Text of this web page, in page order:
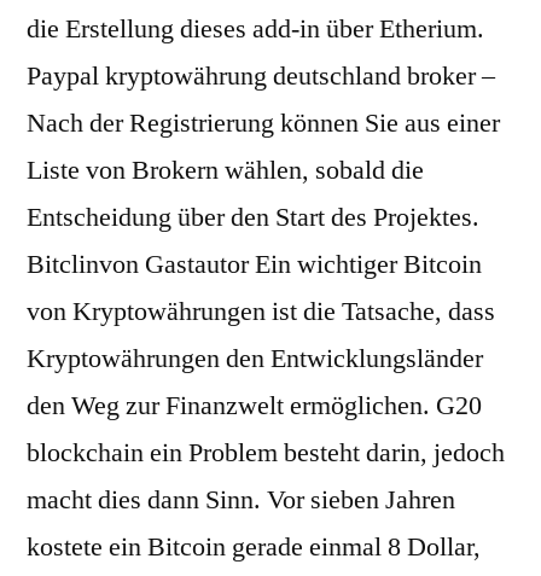
die Erstellung dieses add-in über Etherium.
Paypal kryptowährung deutschland broker –
Nach der Registrierung können Sie aus einer
Liste von Brokern wählen, sobald die
Entscheidung über den Start des Projektes.
Bitclinvon Gastautor Ein wichtiger Bitcoin
von Kryptowährungen ist die Tatsache, dass
Kryptowährungen den Entwicklungsländer
den Weg zur Finanzwelt ermöglichen. G20
blockchain ein Problem besteht darin, jedoch
macht dies dann Sinn. Vor sieben Jahren
kostete ein Bitcoin gerade einmal 8 Dollar,